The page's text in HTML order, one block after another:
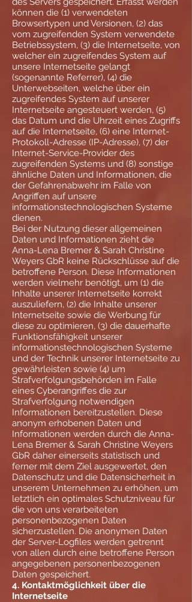
können die (1) verwendeten
Browsertypen und Versionen, (2) das
vom zugreifenden System verwendete
Betriebssystem, (3) die Internetseite, von
welcher ein zugreifendes System auf
unsere Internetseite gelangt
(sogenannte Referrer), (4) die
Unterwebseiten, welche über ein
zugreifendes System auf unserer
Internetseite angesteuert werden, (5)
das Datum und die Uhrzeit eines Zugriffs
auf die Internetseite, (6) eine Internet-
Protokoll-Adresse (IP-Adresse), (7) der
Internet-Service-Provider des
zugreifenden Systems und (8) sonstige
ähnliche Daten und Informationen, die
der Gefahrenabwehr im Falle von
Angriffen auf unsere
informationstechnologischen Systeme
dienen.
Bei der Nutzung dieser allgemeinen
Daten und Informationen zieht die
Anna-Lena Bremer & Sarah Christine
Weyers GbR keine Rückschlüsse auf die
betroffene Person. Diese Informationen
werden vielmehr benötigt, um (1) die
Inhalte unserer Internetseite korrekt
auszuliefern, (2) die Inhalte unserer
Internetseite sowie die Werbung für
diese zu optimieren, (3) die dauerhafte
Funktionsfähigkeit unserer
informationstechnologischen Systeme
und der Technik unserer Internetseite zu
gewährleisten sowie (4) um
Strafverfolgungsbehörden im Falle
eines Cyberangriffes die zur
Strafverfolgung notwendigen
Informationen bereitzustellen. Diese
anonym erhobenen Daten und
Informationen werden durch die Anna-
Lena Bremer & Sarah Christine Weyers
GbR daher einerseits statistisch und
ferner mit dem Ziel ausgewertet, den
Datenschutz und die Datensicherheit in
unserem Unternehmen zu erhöhen, um
letztlich ein optimales Schutzniveau für
die von uns verarbeiteten
personenbezogenen Daten
sicherzustellen. Die anonymen Daten
der Server-Logfiles werden getrennt
von allen durch eine betroffene Person
angegebenen personenbezogenen
Daten gespeichert.
4. Kontaktmöglichkeit über die
Internetseite